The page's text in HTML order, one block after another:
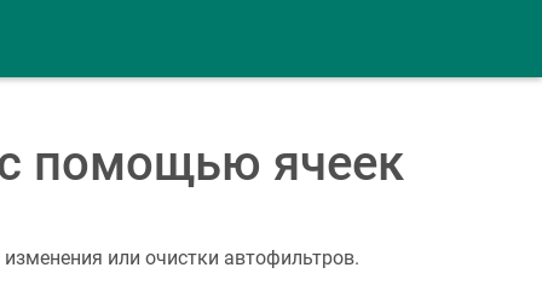
помощью ячеек
или очистки автофильтров.